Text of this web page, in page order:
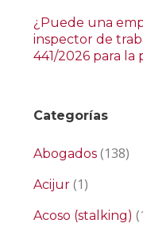
¿Puede una
inspector de
441/2026 para la
Categorías
Abogados (138)
Acijur (1)
Acoso (stalking)